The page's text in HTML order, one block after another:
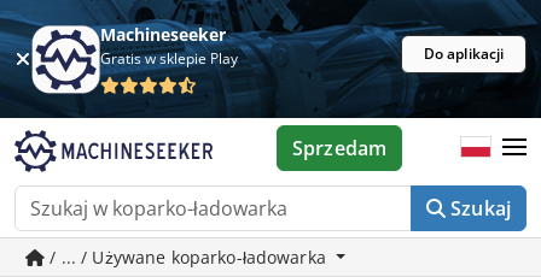
Machineseeker
Gratis w sklepie Play Do aplikacji
Szukaj
Sprzedam
/ ... / Używane koparko-ładowarka